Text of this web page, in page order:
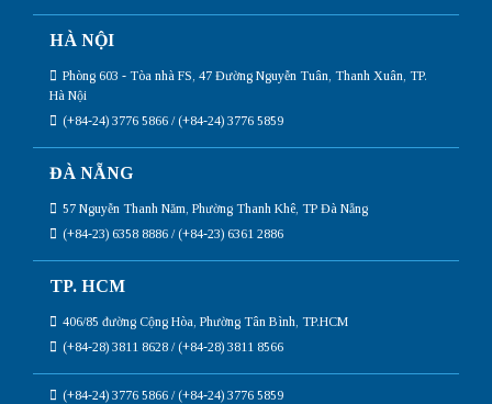
HÀ NỘI
Phòng 603 - Tòa nhà FS, 47 Đường Nguyễn Tuân, Thanh Xuân, TP.
Hà Nội
(+84-24) 3776 5866 / (+84-24) 3776 5859
ĐÀ NẴNG
57 Nguyễn Thanh Năm, Phường Thanh Khê, TP Đà Nẵng
(+84-23) 6358 8886 / (+84-23) 6361 2886
TP. HCM
406/85 đường Cộng Hòa, Phường Tân Bình, TP.HCM
(+84-28) 3811 8628 / (+84-28) 3811 8566
(+84-24) 3776 5866 / (+84-24) 3776 5859